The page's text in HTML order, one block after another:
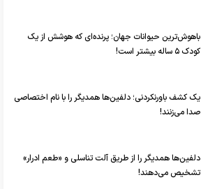
باهوش‌ترین حیوانات جهان؛ پرنده‌ای که هوشش از یک
کودک ۵ ساله بیشتر است!
یک کشف باورنکردنی؛ دلفین‌ها همدیگر را با نام اختصاصی
صدا می‌زنند!
دلفین‌ها همدیگر را از طریق آلت تناسلی و «طعم ادرار»
تشخیص می‌دهند!